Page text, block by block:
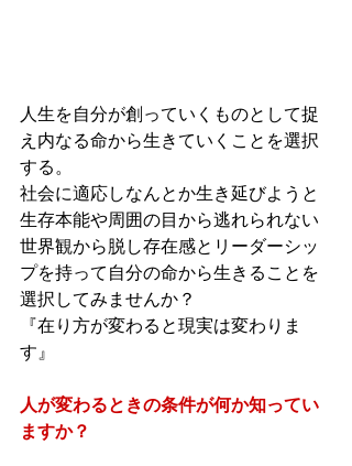
人生を自分が創っていくものとして捉
え内なる命から生きていくことを選択
する。
社会に適応しなんとか生き延びようと
生存本能や周囲の目から逃れられない
世界観から脱し存在感とリーダーシッ
プを持って自分の命から生きることを
選択してみませんか？
『在り方が変わると現実は変わりま
す』
人が変わるときの条件が何か知ってい
ますか？